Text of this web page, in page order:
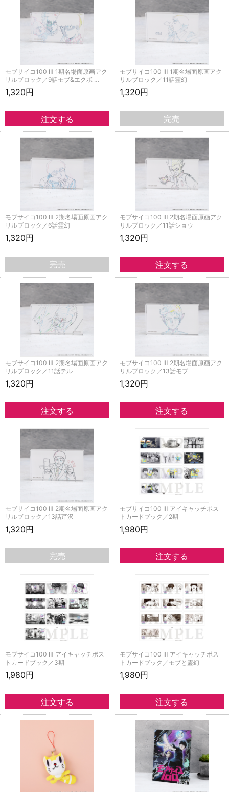
モブサイコ100 Ⅲ 1期名場面原画アク
リルブロック／9話モブ&エクボ …
1,320円
モブサイコ100 Ⅲ 1期名場面原画アク
リルブロック／11話霊幻
1,320円
完売
モブサイコ100 Ⅲ 2期名場面原画アク
リルブロック／6話霊幻
1,320円
完売
モブサイコ100 Ⅲ 2期名場面原画アク
リルブロック／11話ショウ
1,320円
モブサイコ100 Ⅲ 2期名場面原画アク
リルブロック／11話テル
1,320円
モブサイコ100 Ⅲ 2期名場面原画アク
リルブロック／13話モブ
1,320円
モブサイコ100 Ⅲ 2期名場面原画アク
リルブロック／13話芹沢
1,320円
完売
モブサイコ100 Ⅲ アイキャッチポス
トカードブック／2期
1,980円
モブサイコ100 Ⅲ アイキャッチポス
トカードブック／3期
1,980円
モブサイコ100 Ⅲ アイキャッチポス
トカードブック／モブと霊幻
1,980円